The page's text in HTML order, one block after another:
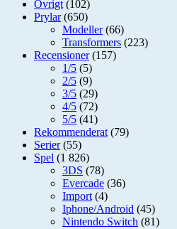
Övrigt (102)
Prylar(650)
Modeller(66)
Transformers (223)
Recensioner(157)
1/5 (5)
2/5 (9)
3/5 (29)
4/5 (72)
5/5 (41)
Rekommenderat (79)
Serier(55)
Spel (1 826)
3DS (78)
Evercade (36)
Import (4)
Iphone/Android (45)
Nintendo Switch (81)